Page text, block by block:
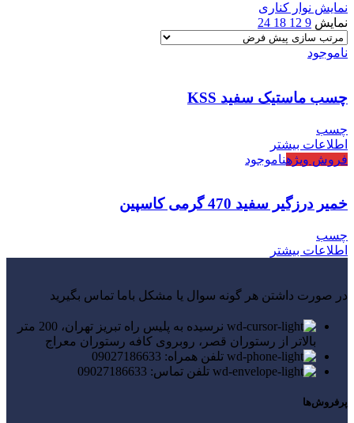
نمایش نوار کناری
نمایش 9
12
18
24
ناموجود
چسب ماستیک سفید KSS
چسب
اطلاعات بیشتر
فروش ویژهناموجود
خمیر درزگیر سفید 470 گرمی کاسپین
چسب
اطلاعات بیشتر
در صورت داشتن هر گونه سوال یا مشکل باما تماس بگیرید
نرسیده به پلیس راه تبریز تهران، 200 متر
بالاتر از رستوران قصر، روبروی کافه رستوران معراج
تلفن همراه: 09027186633
تلفن تماس: 09027186633
پرفروش‌ها